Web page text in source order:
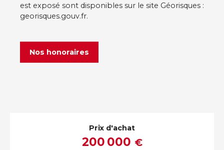
est exposé sont disponibles sur le site Géorisques :
georisques.gouv.fr.
Nos honoraires
Prix d'achat
200 000 €